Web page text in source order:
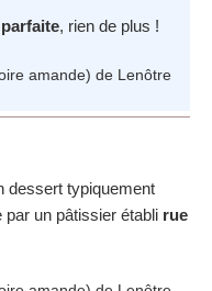
, rien de plus !
dessert typiquement
par un pâtissier établi rue